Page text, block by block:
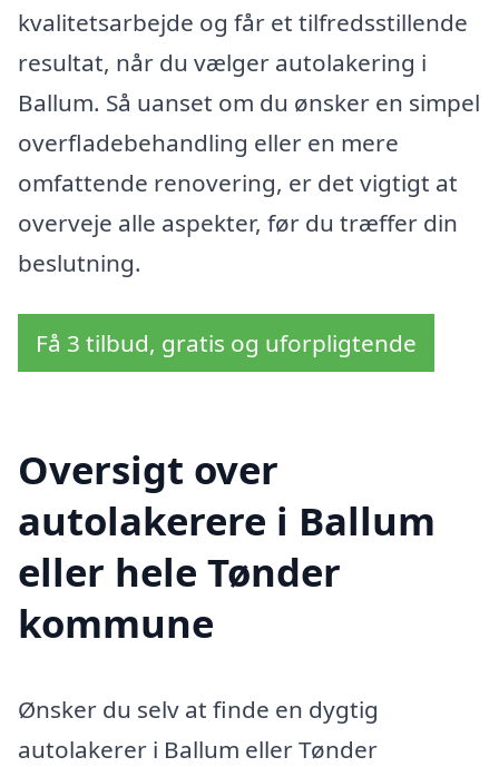
kvalitetsarbejde og får et tilfredsstillende
resultat, når du vælger autolakering i
Ballum. Så uanset om du ønsker en simpel
overfladebehandling eller en mere
omfattende renovering, er det vigtigt at
overveje alle aspekter, før du træffer din
beslutning.
Få 3 tilbud, gratis og uforpligtende
Oversigt over
autolakerere i Ballum
eller hele Tønder
kommune
Ønsker du selv at finde en dygtig
autolakerer i Ballum eller Tønder